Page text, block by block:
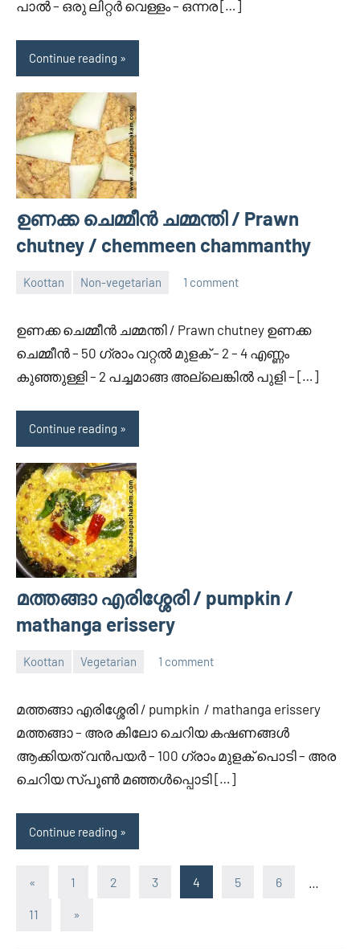
പാല്‍ – ഒരു ലിറ്റര്‍ വെള്ളം – ഒന്നര […]
Continue reading
ഉണക്ക ചെമ്മീന്‍ ചമ്മന്തി / Prawn
chutney / chemmeen chammanthy
Koottan Non-vegetarian
2014
1 comment
ഉണക്ക ചെമ്മീന്‍ ചമ്മന്തി / Prawn chutney ഉണക്ക
ചെമ്മീന്‍ – 50 ഗ്രാം വറ്റല്‍ മുളക് – 2 – 4 എണ്ണം
കുഞ്ഞുള്ളി – 2 പച്ചമാങ്ങ അല്ലെങ്കില്‍ പുളി – […]
Continue reading
മത്തങ്ങാ എരിശ്ശേരി / pumpkin /
mathanga erissery
Koottan Vegetarian
2014
1 comment
മത്തങ്ങാ എരിശ്ശേരി / pumpkin / mathanga erissery
മത്തങ്ങാ – അര കിലോ ചെറിയ കഷണങ്ങള്‍
ആക്കിയത് വന്‍പയര്‍ – 100 ഗ്രാം മുളക് പൊടി – അര
ചെറിയ സ്പൂണ്‍ മഞ്ഞള്‍പ്പൊടി […]
Continue reading
Posts
pagination
« Previous
1 2 3 4 5 6
11
Next
»